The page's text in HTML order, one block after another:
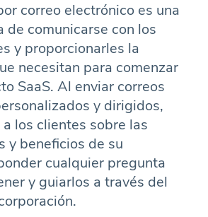
correo electrónico es una
de comunicarse con los
y proporcionarles la
necesitan para comenzar
SaaS. Al enviar correos
y dirigidos,
los clientes sobre las
y beneficios de su
cualquier pregunta
y guiarlos a través del